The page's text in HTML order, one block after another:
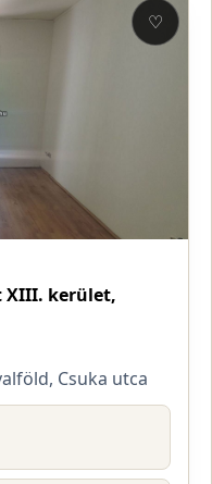
♡
XIII. kerület,
Csuka utca